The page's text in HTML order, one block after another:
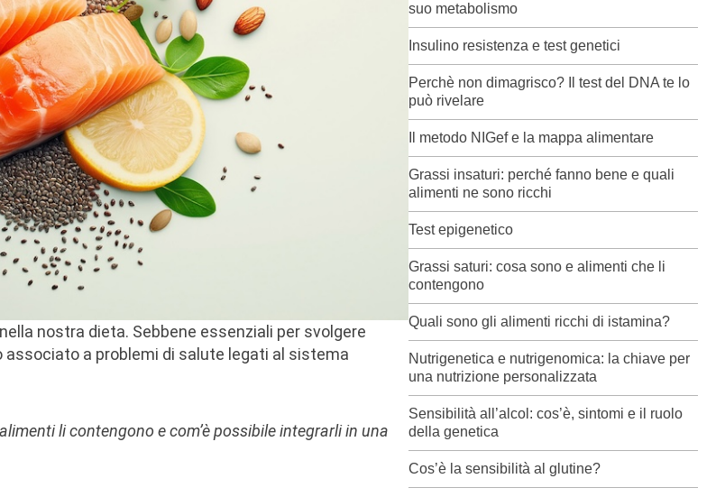
nella nostra dieta. Sebbene essenziali per svolgere
a problemi di salute legati al sistema
li contengono e com’è possibile integrarli in una
suo metabolismo
Insulino resistenza e test genetici
Perchè non dimagrisco? Il test del DNA te lo
può rivelare
Il metodo NIGef e la mappa alimentare
Grassi insaturi: perché fanno bene e quali
alimenti ne sono ricchi
Test epigenetico
Grassi saturi: cosa sono e alimenti che li
contengono
Quali sono gli alimenti ricchi di istamina?
Nutrigenetica e nutrigenomica: la chiave per
una nutrizione personalizzata
Sensibilità all’alcol: cos’è, sintomi e il ruolo
della genetica
Cos’è la sensibilità al glutine?